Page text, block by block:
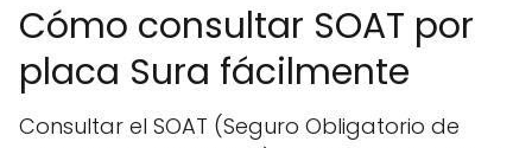
Cómo consultar SOAT por
placa Sura fácilmente
Consultar el SOAT (Seguro Obligatorio de